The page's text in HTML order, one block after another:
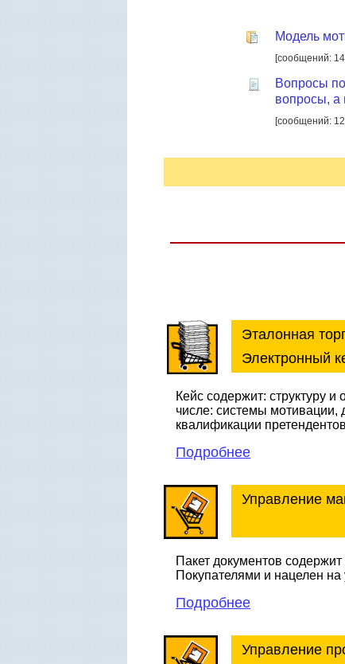
Модель
[сообщений:
Вопросы
вопросы, а
[сообщений:
Эталонная
Электронный
Кейс содержит: структуру
числе: системы мотивации,
квалификации
Подробнее
Управление
Пакет документов
Покупателями и нацелен
Подробнее
Управление